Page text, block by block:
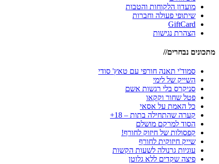
מועדון הלקוחות והטבות
שיתופי פעולה וחברות
GiftCard
הצהרת נגישות
מתכונים נבחרים//
סמוד'י תאנה חורפי עם טאץ' סודי
השייק של לימי
סניקרס בלי רגשות אשם
פטל שחור וקקאו
כל האמת על אסאי
קערה שהתחילה בתות – 18+
הסוד למרקם מושלם
קפסולות של חיזוק לחורף!
שייק חיזוקית לחורף
עוגיות גרנולה לשעות הקשות
פיצה שקדים ללא גלוטן